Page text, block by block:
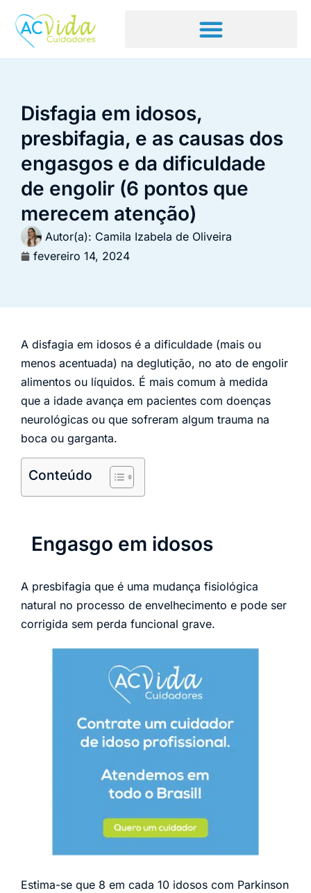
Disfagia em idosos,
presbifagia, e as causas dos
engasgos e da dificuldade
de engolir (6 pontos que
merecem atenção)
Autor(a): Camila Izabela de Oliveira
fevereiro 14, 2024
A disfagia em idosos é a dificuldade (mais ou
menos acentuada) na deglutição, no ato de engolir
alimentos ou líquidos. É mais comum à medida
que a idade avança em pacientes com doenças
neurológicas ou que sofreram algum trauma na
boca ou garganta.
Conteúdo
Engasgo em idosos
A presbifagia que é uma mudança fisiológica
natural no processo de envelhecimento e pode ser
corrigida sem perda funcional grave.
Estima-se que 8 em cada 10 idosos com Parkinson